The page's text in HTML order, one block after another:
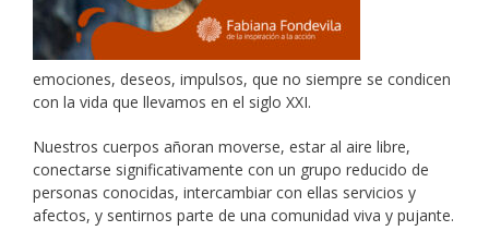
emociones, deseos, impulsos, que no siempre se condicen
con la vida que llevamos en el siglo XXI.
Nuestros cuerpos añoran moverse, estar al aire libre,
conectarse significativamente con un grupo reducido de
personas conocidas, intercambiar con ellas servicios y
afectos, y sentirnos parte de una comunidad viva y pujante.